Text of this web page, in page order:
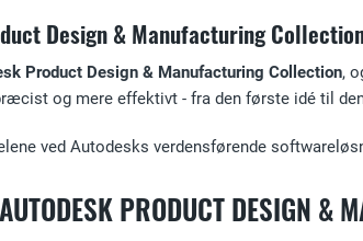
Design & Manufacturing
Product Design & Manufacturing Collection,
og mere effektivt - fra den første idé til
ved Autodesks verdensførende
PRODUCT DESIGN &